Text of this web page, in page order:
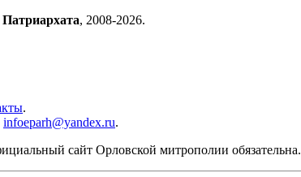
, 2008-2026.
.
infoeparh@yandex.ru.
сайт Орловской митрополии обязательна.